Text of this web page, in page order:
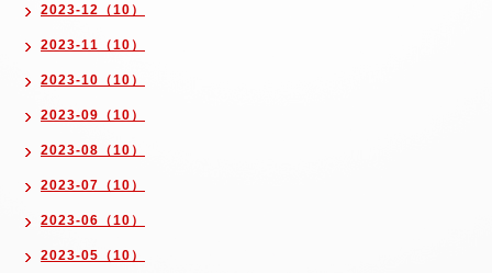
2023-12（10）
2023-11（10）
2023-10（10）
2023-09（10）
2023-08（10）
2023-07（10）
2023-06（10）
2023-05（10）